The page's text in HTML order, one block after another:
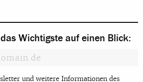
Wichtigste auf einen Blick:
und weitere Informationen des